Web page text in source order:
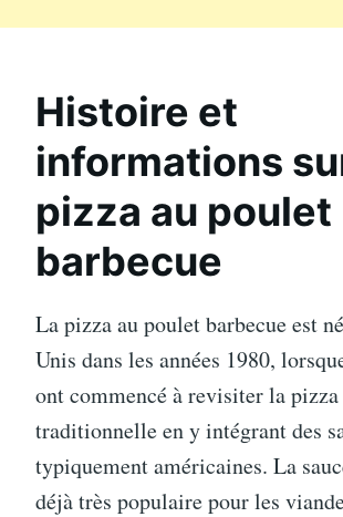
Histoire et
informations
pizza au poulet
barbecue
La pizza au poulet barbecue est
Unis dans les années 1980,
ont commencé à revisiter la
traditionnelle en y intégrant des
typiquement américaines. La
déjà très populaire pour les